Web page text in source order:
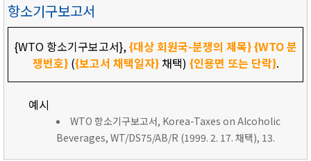
항소기구보고서
{WTO 항소기구보고서},{대상 회원국-분쟁의 제목}{WTO 분
쟁번호}({보고서 채택일자}채택) {인용면 또는 단락}.
예시
WTO 항소기구보고서, Korea-Taxes on Alcoholic
Beverages, WT/DS75/AB/R (1999. 2. 17. 채택), 13.